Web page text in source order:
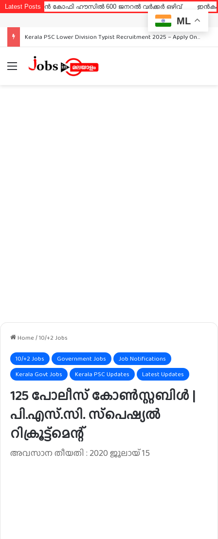
Latest Posts
ഹൗസിൽ 600 ജനറൽ വർക്കർ ഒഴിവ് ഇൻകം ടാക്സ് അപൈലറ്റ്
Kerala PSC Lower Division Typist Recruitment 2025 – Apply Online
Menu
Home/10/+2 Jobs
10/+2 Jobs Government Jobs
Job Notifications
Kerala Govt Jobs
Kerala PSC Updates Latest Updates
125 പോലീസ് കോൺസ്റ്റബിൾ |
പി.എസ്.സി. സ്‌പെഷ്യൽ
റിക്രൂട്ട്‌മെന്റ്
അവസാന തീയതി : 2020 ജൂലായ് 15
ML